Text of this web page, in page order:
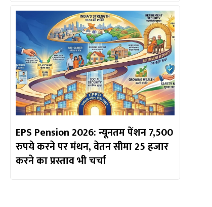
EPS Pension 2026: न्यूनतम पेंशन 7,500
रुपये करने पर मंथन, वेतन सीमा 25 हजार
करने का प्रस्ताव भी चर्चा